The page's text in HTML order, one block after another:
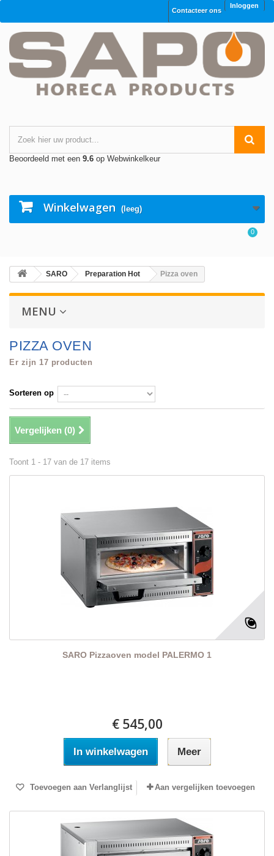
Inloggen
Contacteer ons
Beoordeeld met een 9.6 op Webwinkelkeur
Winkelwagen (leeg)
0
SARO Preparation Hot Pizza oven
MENU
PIZZA OVEN
Er zijn 17 producten
Sorteren op
Vergelijken (0)
Toont 1 - 17 van de 17 items
SARO Pizzaoven model PALERMO 1
€ 545,00
In winkelwagen Meer
Toevoegen aan Verlanglijst Aan vergelijken toevoegen